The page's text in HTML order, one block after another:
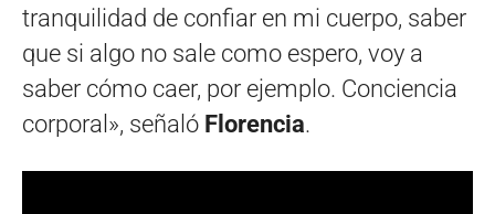
tranquilidad de confiar en mi cuerpo, saber
que si algo no sale como espero, voy a
saber cómo caer, por ejemplo. Conciencia
corporal», señaló Florencia.